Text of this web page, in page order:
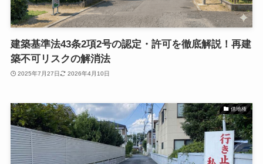
建築基準法43条2項2号の認定・許可を徹底解説！再建
築不可リスクの解消法
2025年7月27日 2026年4月10日
借地権